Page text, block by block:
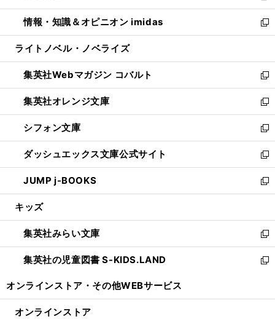
開
く
ウ
で
開
ン
ド
ウ
開
く
ウ
ィ
ン
ウ
で
開
く
し
い
ウ
ン
ド
ウ
で
開
く
情報・知識＆オピニオン imidas
新
し
ウ
ィ
ン
ド
ウ
で
開
く
ライトノベル・ノベライズ
集英社Webマガジン コバルト
新
し
い
ウ
ィ
ン
ド
ウ
で
開
集英社オレンジ文庫
新
し
い
ウ
ィ
ン
ド
ウ
開
く
シフォン文庫
新
し
い
ウ
ィ
ン
ウ
で
開
く
ダッシュエックス文庫公式サイト
新
し
い
ウ
ン
ド
ウ
で
JUMP j-BOOKS
新
し
ウ
ィ
ン
ド
開
キッズ
集英社みらい文庫
新
し
い
ン
集英社の児童図書 S-KIDS.LAND
新
ウ
オンラインストア・ その他WEBサービス
オンラインストア